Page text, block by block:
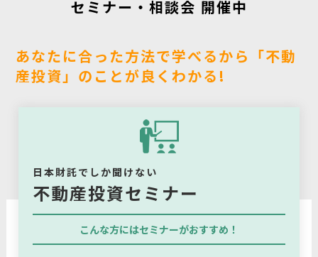
セミナー・相談会 開催中
あなたに合った方法で学べるから「不動
産投資」のことが良くわかる!
日本財託でしか聞けない
不動産投資セミナー
こんな方にはセミナーがおすすめ！